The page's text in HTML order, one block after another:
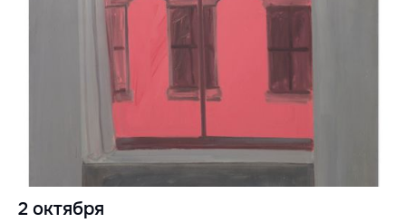
2 октября